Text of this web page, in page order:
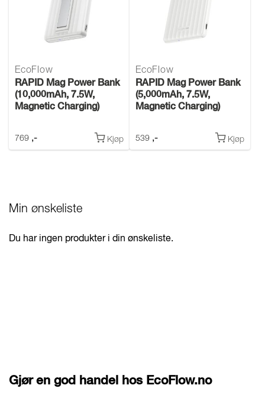
EcoFlow
RAPID Mag Power Bank
(10,000mAh, 7.5W,
Magnetic Charging)
769 ,- Kjøp
EcoFlow
RAPID Mag Power Bank
(5,000mAh, 7.5W,
Magnetic Charging)
539 ,- Kjøp
Min ønskeliste
Du har ingen produkter i din ønskeliste.
Gjør en god handel hos EcoFlow.no